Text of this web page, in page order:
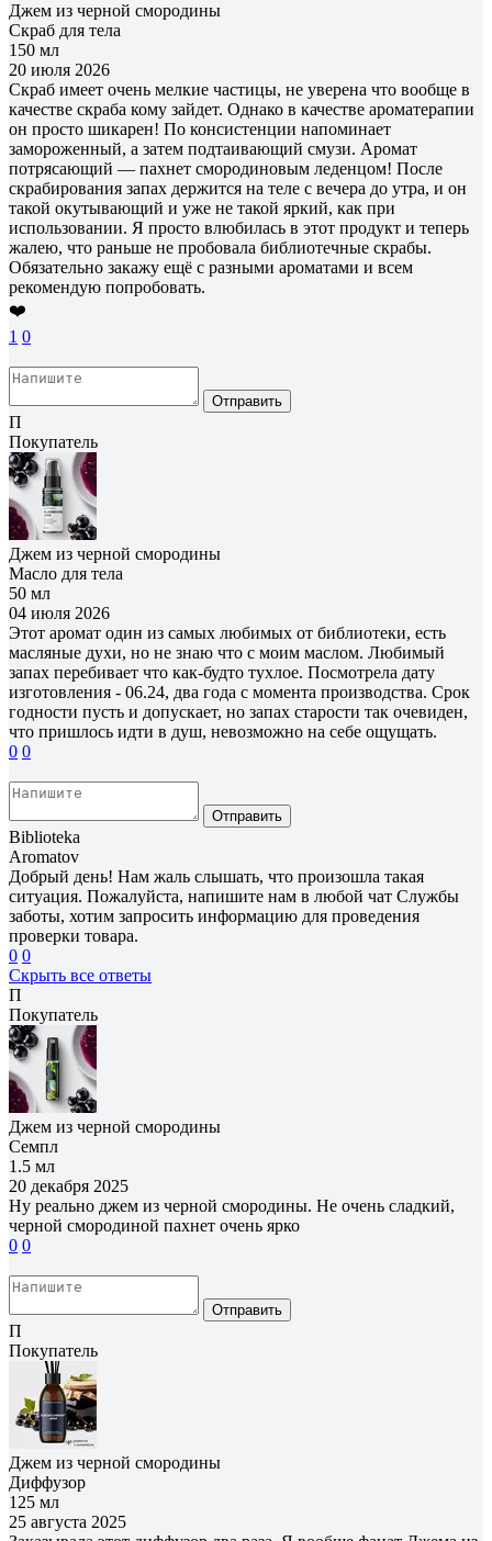
Джем из черной смородины
Скраб для тела
150 мл
20 июля 2026
Скраб имеет очень мелкие частицы, не уверена что вообще в
качестве скраба кому зайдет. Однако в качестве ароматерапии
он просто шикарен! По консистенции напоминает
замороженный, а затем подтаивающий смузи. Аромат
потрясающий — пахнет смородиновым леденцом! После
скрабирования запах держится на теле с вечера до утра, и он
такой окутывающий и уже не такой яркий, как при
использовании. Я просто влюбилась в этот продукт и теперь
жалею, что раньше не пробовала библиотечные скрабы.
Обязательно закажу ещё с разными ароматами и всем
рекомендую попробовать.
❤️
1 0
Отправить
П
Покупатель
Джем из черной смородины
Масло для тела
50 мл
04 июля 2026
Этот аромат один из самых любимых от библиотеки, есть
масляные духи, но не знаю что с моим маслом. Любимый
запах перебивает что как-будто тухлое. Посмотрела дату
изготовления - 06.24, два года с момента производства. Срок
годности пусть и допускает, но запах старости так очевиден,
что пришлось идти в душ, невозможно на себе ощущать.
0 0
Отправить
Biblioteka
Aromatov
Добрый день! Нам жаль слышать, что произошла такая
ситуация. Пожалуйста, напишите нам в любой чат Службы
заботы, хотим запросить информацию для проведения
проверки товара.
0 0
Скрыть все ответы
П
Покупатель
Джем из черной смородины
Семпл
1.5 мл
20 декабря 2025
Ну реально джем из черной смородины. Не очень сладкий,
черной смородиной пахнет очень ярко
0 0
Отправить
П
Покупатель
Джем из черной смородины
Диффузор
125 мл
25 августа 2025